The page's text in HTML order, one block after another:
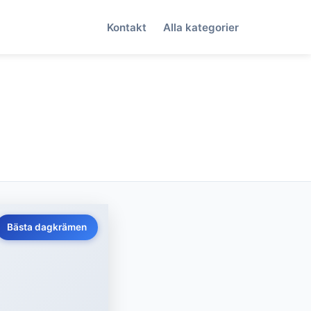
Kontakt Alla kategorier
Bästa dagkrämen